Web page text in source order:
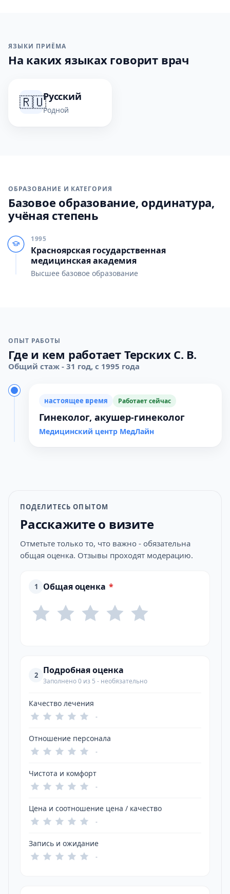
ЯЗЫКИ ПРИЁМА
На каких языках говорит врач
🇷🇺Русский
Родной
ОБРАЗОВАНИЕ И КАТЕГОРИЯ
Базовое образование, ординатура,
учёная степень
1995
Красноярская государственная
медицинская академия
Высшее базовое образование
ОПЫТ РАБОТЫ
Где и кем работает Терских С. В.
Общий стаж - 31 год, с 1995 года
настоящее время Работает сейчас
Гинеколог, акушер-гинеколог
Медицинский центр МедЛайн
ПОДЕЛИТЕСЬ ОПЫТОМ
Расскажите о визите
Отметьте только то, что важно - обязательна
общая оценка. Отзывы проходят модерацию.
1 Общая оценка *
2 Подробная оценка
Заполнено 0 из 5 - необязательно
Качество лечения
-
Отношение персонала
-
Чистота и комфорт
-
Цена и соотношение цена / качество
-
Запись и ожидание
-